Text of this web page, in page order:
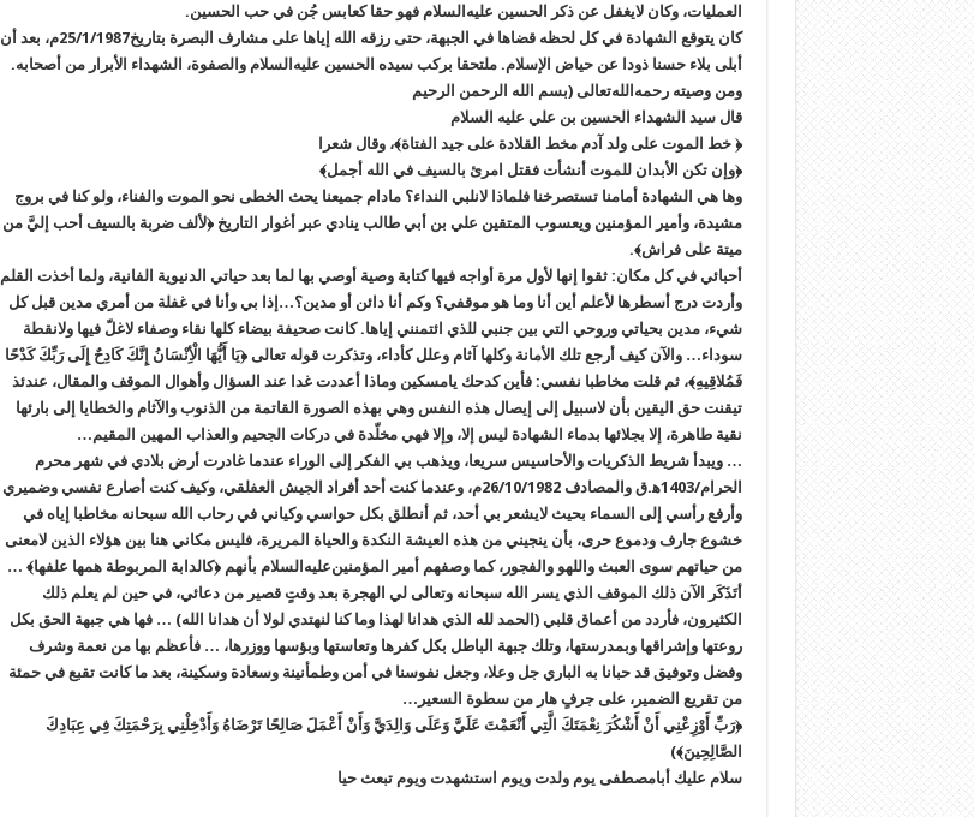
العمليات، وكان لايغفل عن ذكر الحسين عليه‌السلام فهو حقا كعابس جُن في حب الحسين.
كان يتوقع الشهادة في كل لحظه قضاها في الجبهة، حتى رزقه الله إياها على مشارف البصرة بتاريخ25/1/1987م، بعد أن
أبلى بلاء حسنا ذودا عن حياض الإسلام. ملتحقا بركب سيده الحسين عليه‌السلام والصفوة، الشهداء الأبرار من أصحابه.
ومن وصيته رحمه‌الله‌تعالى (بسم الله الرحمن الرحيم
قال سيد الشهداء الحسين بن علي عليه السلام
﴿ خط الموت على ولد آدم مخط القلادة على جيد الفتاة﴾، وقال شعرا
﴿وإن تكن الأبدان للموت أنشأت فقتل امرئ بالسيف في الله أجمل﴾
وها هي الشهادة أمامنا تستصرخنا فلماذا لانلبي النداء؟ مادام جميعنا يحث الخطى نحو الموت والفناء، ولو كنا في بروج
مشيدة، وأمير المؤمنين ويعسوب المتقين علي بن أبي طالب ينادي عبر أغوار التاريخ ﴿لألف ضربة بالسيف أحب إليَّ من
ميتة على فراش﴾.
أحبائي في كل مكان: ثقوا إنها لأول مرة أواجه فيها كتابة وصية أوصي بها لما بعد حياتي الدنيوية الفانية، ولما أخذت القلم
وأردت درج أسطرها لأعلم أين أنا وما هو موقفي؟ وكم أنا دائن أو مدين؟…إذا بي وأنا في غفلة من أمري مدين قبل كل
شيء، مدين بحياتي وروحي التي بين جنبي للذي ائتمنني إياها. كانت صحيفة بيضاء كلها نقاء وصفاء لاغلّ فيها ولانقطة
سوداء… والآن كيف أرجع تلك الأمانة وكلها آثام وعلل كأداء، وتذكرت قوله تعالى ﴿يَا أَيُّهَا الْأِنْسَانُ إِنَّكَ كَادِحٌ إِلَى رَبِّكَ كَدْحًا
فَمُلاقِيهِ﴾، ثم قلت مخاطبا نفسي: فأين كدحك يامسكين وماذا أعددت غدا عند السؤال وأهوال الموقف والمقال، عندئذ
تيقنت حق اليقين بأن لاسبيل إلى إيصال هذه النفس وهي بهذه الصورة القاتمة من الذنوب والآثام والخطايا إلى بارئها
نقية طاهرة، إلا بجلائها بدماء الشهادة ليس إلا، وإلا فهي مخلّدة في دركات الجحيم والعذاب المهين المقيم…
… ويبدأ شريط الذكريات والأحاسيس سريعا، ويذهب بي الفكر إلى الوراء عندما غادرت أرض بلادي في شهر محرم
الحرام/1403ه‍.ق والمصادف 26/10/1982م، وعندما كنت أحد أفراد الجيش العفلقي، وكيف كنت أصارع نفسي وضميري
وأرفع رأسي إلى السماء بحيث لايشعر بي أحد، ثم أنطلق بكل حواسي وكياني في رحاب الله سبحانه مخاطبا إياه في
خشوع جارف ودموع حرى، بأن ينجيني من هذه العيشة النكدة والحياة المريرة، فليس مكاني هنا بين هؤلاء الذين لامعنى
من حياتهم سوى العبث واللهو والفجور، كما وصفهم أمير المؤمنين‌عليه‌السلام بأنهم ﴿كالدابة المربوطة همها علفها﴾ …
أتَذَكَر الآن ذلك الموقف الذي يسر الله سبحانه وتعالى لي الهجرة بعد وقتٍ قصير من دعائي، في حين لم يعلم ذلك
الكثيرون، فأردد من أعماق قلبي (الحمد لله الذي هدانا لهذا وما كنا لنهتدي لولا أن هدانا الله) … فها هي جبهة الحق بكل
روعتها وإشراقها وبمدرستها، وتلك جبهة الباطل بكل كفرها وتعاستها وبؤسها ووزرها، … فأعظم بها من نعمة وشرف
وفضل وتوفيق قد حبانا به الباري جل وعلا، وجعل نفوسنا في أمن وطمأنينة وسعادة وسكينة، بعد ما كانت تقبع في حمئة
من تقريع الضمير، على جرفٍ هار من سطوة السعير…
﴿رَبِّ أَوْزِعْنِي أَنْ أَشْكُرَ نِعْمَتَكَ الَّتِي أَنْعَمْتَ عَلَيَّ وَعَلَى وَالِدَيَّ وَأَنْ أَعْمَلَ صَالِحًا تَرْضَاهُ وَأَدْخِلْنِي بِرَحْمَتِكَ فِي عِبَادِكَ
الصَّالِحِينَ﴾)
سلام عليك أبامصطفى يوم ولدت ويوم استشهدت ويوم تبعث حيا